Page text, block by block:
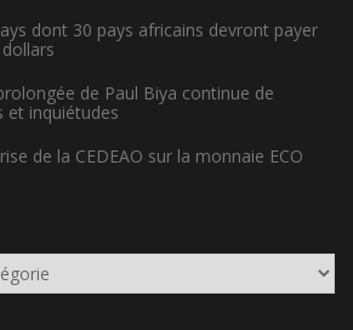
dont 30 pays africains devront payer
de Paul Biya continue de
et inquiétudes
de la CEDEAO sur la monnaie ECO